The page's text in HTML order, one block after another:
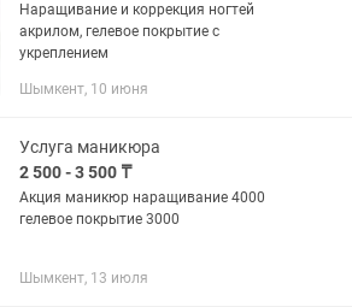
Наращивание и коррекция ногтей
акрилом, гелевое покрытие с
укреплением
Шымкент, 10 июня
Услуга маникюра
2 500 - 3 500 ₸
Акция маникюр наращивание 4000
гелевое покрытие 3000
Шымкент, 13 июля